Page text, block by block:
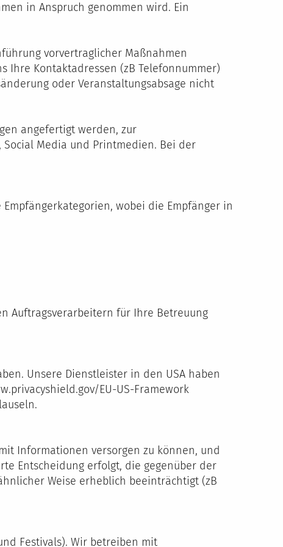
in Anspruch genommen wird. Ein
vorvertraglicher Maßnahmen
Ihre Kontaktadressen (zB Telefonnummer)
oder Veranstaltungsabsage nicht
angefertigt werden, zur
Media und Printmedien. Bei der
wobei die Empfänger in
Auftragsverarbeitern für Ihre Betreuung
Unsere Dienstleister in den USA haben
EU-US-Framework
Informationen versorgen zu können, und
Entscheidung erfolgt, die gegenüber der
Weise erheblich beeinträchtigt (zB
Festivals). Wir betreiben mit